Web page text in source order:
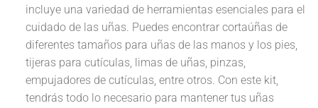
incluye una variedad de herramientas esenciales para el
cuidado de las uñas. Puedes encontrar cortaúñas de
diferentes tamaños para uñas de las manos y los pies,
tijeras para cutículas, limas de uñas, pinzas,
empujadores de cutículas, entre otros. Con este kit,
tendrás todo lo necesario para mantener tus uñas